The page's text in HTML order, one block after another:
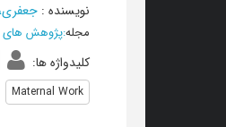
نویسنده :
مجله:پژوهش های
کلیدواژه ها:
Maternal Work